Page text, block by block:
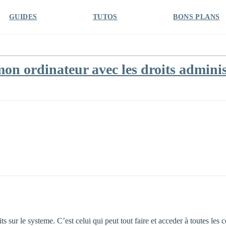
GUIDES TUTOS BONS PLANS
ordinateur avec les droits
sur le systeme. C’est celui qui peut tout faire et acceder à toutes les